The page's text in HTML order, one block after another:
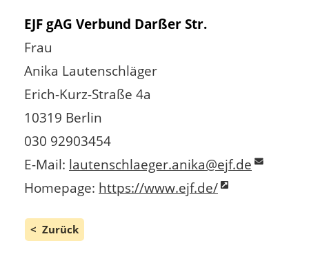
EJF gAG Verbund Darßer Str.
Frau
Anika Lautenschläger
Erich-Kurz-Straße 4a
10319 Berlin
030 92903454
E-Mail: lautenschlaeger.anika@ejf.de
Homepage: https://www.ejf.de/
Zurück